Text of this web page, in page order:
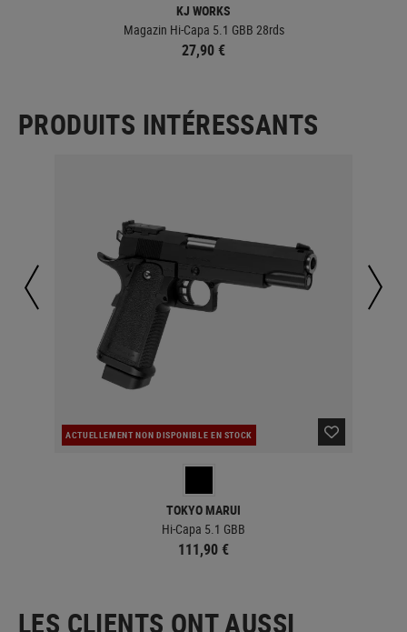
KJ WORKS
Magazin Hi-Capa 5.1 GBB 28rds
27,90 €
PRODUITS INTÉRESSANTS
ACTUELLEMENT NON DISPONIBLE EN STOCK
TOKYO MARUI
Hi-Capa 5.1 GBB
111,90 €
LES CLIENTS ONT AUSSI